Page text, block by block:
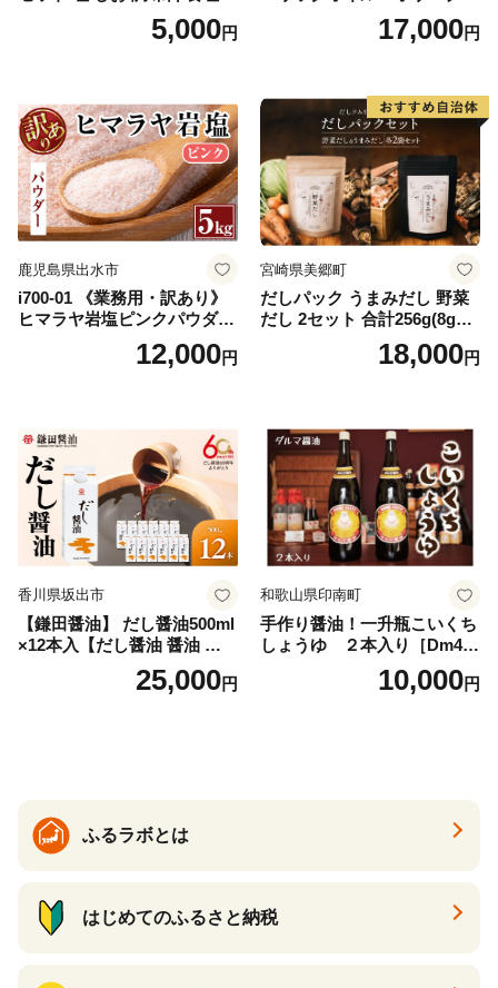
天然 ミネラル 調味料 ソルト
salt 料理 味付 おにぎり 三重
5,000円
イルセット(200ml×2本) 日置
市 特産品 調味料 油 エキスト
ブ】
17,000円
鹿児島県出水市
i700-01 《業務用・訳あり》
ヒマラヤ岩塩ピンクパウダー
タイプ(5kg) 岩塩 塩 調味料
しお 保存料不使用 天然 パウ
ティースマイル】
12,000円
宮崎県美郷町
だしパック うまみだし 野菜
だし 2セット 合計256g(8g×8
パック×2種×2セット) [岡田商
店 宮崎県 美郷町 31ac0069]
18,000円
香川県坂出市
【鎌田醤油】 だし醤油500ml
×12本入【だし醤油 醤油 人気
おすすめ 人気だし醤油 出汁
25,000円
和歌山県印南町
手作り醤油！一升瓶こいくち
しょうゆ ２本入り［Dm4］
｜手作り 醤油 和歌山県 印南
町 一升瓶 こいくちしょうゆ
10,000円
ふるラボとは
はじめてのふるさと納税